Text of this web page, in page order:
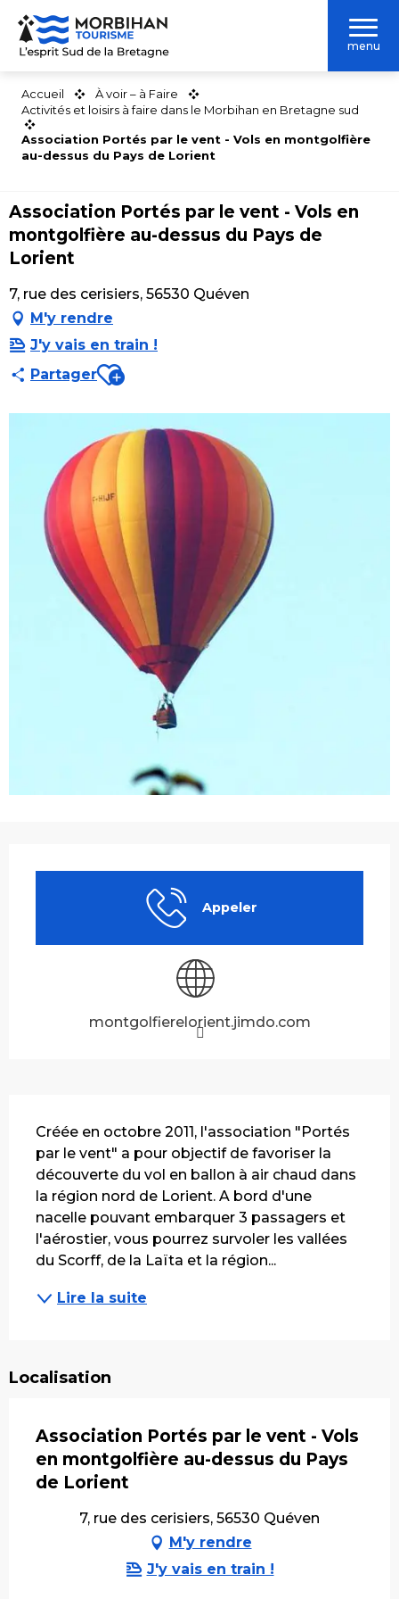
Aller
contenu
menu
Accueil
À voir – à Faire
Activités et loisirs à faire dans le Morbihan en Bretagne sud
Association Portés par le vent - Vols en montgolfière
au-dessus du Pays de Lorient
Association Portés par le vent - Vols en
montgolfière au-dessus du Pays de
Lorient
7, rue des cerisiers, 56530 Quéven
M'y rendre
J'y vais en train !
PartagerAjouter aux favoris
Appeler
montgolfierelorient.jimdo.com
Créée en octobre 2011, l'association "Portés
par le vent" a pour objectif de favoriser la
découverte du vol en ballon à air chaud dans
la région nord de Lorient. A bord d'une
nacelle pouvant embarquer 3 passagers et
l'aérostier, vous pourrez survoler les vallées
du Scorff, de la Laïta et la région...
Lire la suite
Localisation
Association Portés par le vent - Vols
en montgolfière au-dessus du Pays
de Lorient
7, rue des cerisiers, 56530 Quéven
M'y rendre
J'y vais en train !